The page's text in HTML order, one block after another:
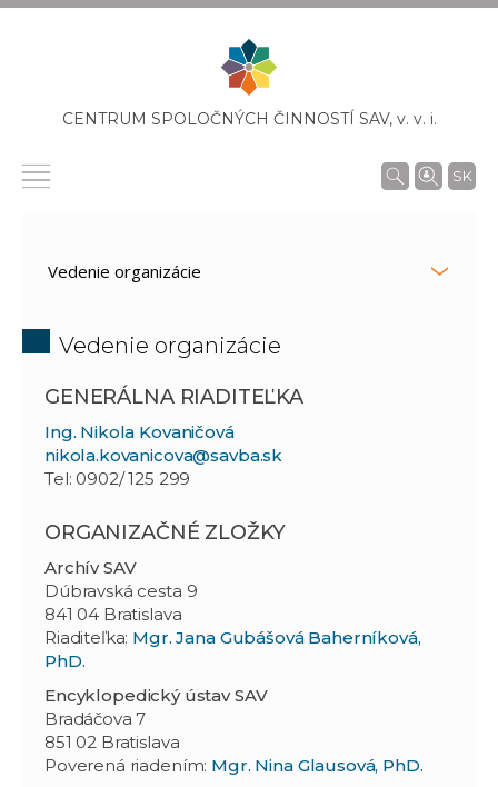
CENTRUM SPOLOČNÝCH ČINNOSTÍ SAV, v. v. i.
SK
Vedenie organizácie
GENERÁLNA RIADITEĽKA
Ing. Nikola Kovaničová
nikola.kovanicova@savba.sk
Tel: 0902/ 125 299
ORGANIZAČNÉ ZLOŽKY
Archív SAV
Dúbravská cesta 9
841 04 Bratislava
Riaditeľka: Mgr. Jana Gubášová Baherníková,
PhD.
Encyklopedický ústav SAV
Bradáčova 7
851 02 Bratislava
Poverená riadením: Mgr. Nina Glausová, PhD.